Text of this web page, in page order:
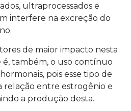
ultraprocessados e
interfere na excreção do
de maior impacto nesta
também, o uso contínuo
pois esse tipo de
relação entre estrogênio e
a produção desta.